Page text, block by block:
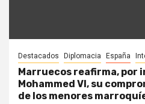
Destacados Diplomacia España
Marruecos reafirma, por
Mohammed VI, su
de los menores